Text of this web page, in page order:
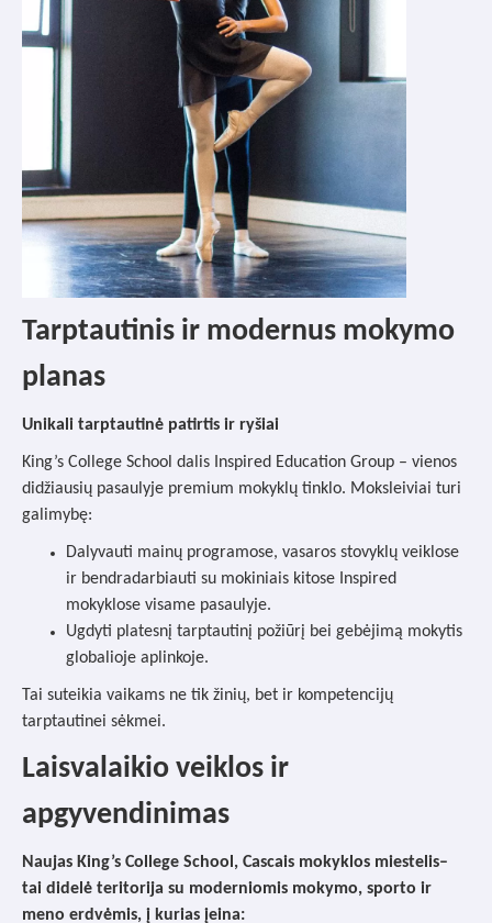
Tarptautinis ir modernus mokymo
planas
Unikali tarptautinė patirtis ir ryšiai
King’s College School dalis Inspired Education Group – vienos
didžiausių pasaulyje premium mokyklų tinklo. Moksleiviai turi
galimybę:
Dalyvauti mainų programose, vasaros stovyklų veiklose
ir bendradarbiauti su mokiniais kitose Inspired
mokyklose visame pasaulyje.
Ugdyti platesnį tarptautinį požiūrį bei gebėjimą mokytis
globalioje aplinkoje.
Tai suteikia vaikams ne tik žinių, bet ir kompetencijų
tarptautinei sėkmei.
Laisvalaikio veiklos ir
apgyvendinimas
Naujas King’s College School, Cascais mokyklos miestelis–
tai didelė teritorija su moderniomis mokymo, sporto ir
meno erdvėmis, į kurias įeina: